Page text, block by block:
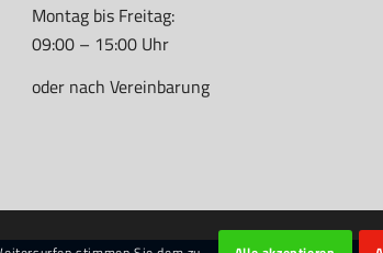
Montag bis Freitag:
09:00 – 15:00 Uhr
oder nach Vereinbarung